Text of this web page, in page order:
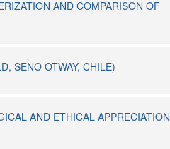
AND COMPARISON OF
SENO OTWAY, CHILE)
AND ETHICAL APPRECIATION